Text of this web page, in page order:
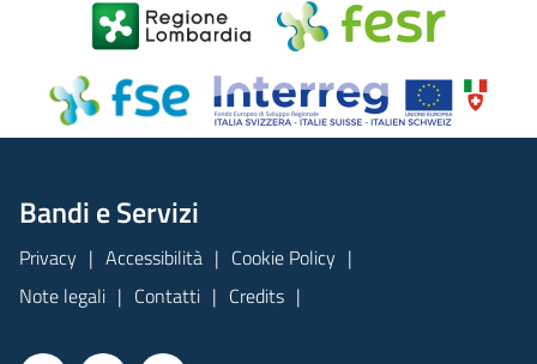
Bandi e Servizi
Privacy Accessibilità
Cookie Policy
Note legali
Contatti Credits